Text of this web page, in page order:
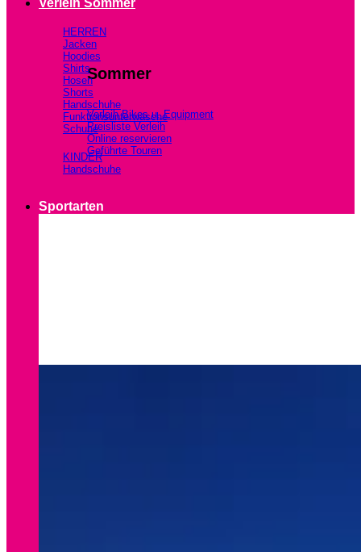
Verleih Sommer
Sommer
Verleih Bikes u. Equipment
Preisliste Verleih
Online reservieren
Geführte Touren
HERREN
Jacken
Hoodies
Shirts
Hosen
Shorts
Handschuhe
Funktionsunterwäsche
Schuhe
KINDER
Handschuhe
Sportarten